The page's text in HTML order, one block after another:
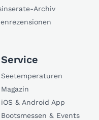
Archiv
Service
Seetemperaturen
Magazin
iOS & Android App
Bootsmessen & Events